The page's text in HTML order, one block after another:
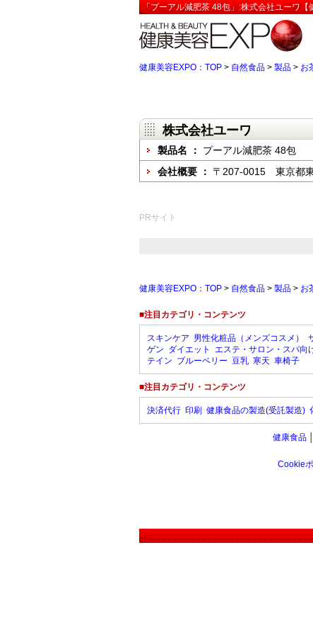
「プーアル減肥茶 48包」:株式会社ユーワ【
健康美容EXPO：TOP > 自然食品 > 製品 > お
株式会社ユーワ
製品名 ： プーアル減肥茶 48包
会社概要 ： 〒207-0015 東京都
PRサイト
健康美容EXPO：TOP > 自然食品 > 製品 > お
■注目カテゴリ・コンテンツ
スキンケア 男性化粧品（メンズコスメ）
ゲン ダイエット エステ・サロン・スパ向
テイン ブルーベリー 豆乳 寒天 車椅子
■注目カテゴリ・コンテンツ
決済代行 印刷 健康食品の製造(受託製造)
健康食品
Cookie